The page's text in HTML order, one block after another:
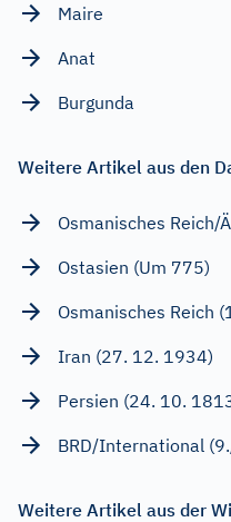
Maire
Anat
Burgunda
Weitere Artikel aus den
Osmanisches Reich/
Ostasien (Um 775)
Osmanisches Reich
Iran (27. 12. 1934)
Persien (24. 10.
BRD/International
Weitere Artikel aus der